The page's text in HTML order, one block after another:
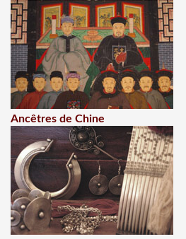
Ancêtres de Chine